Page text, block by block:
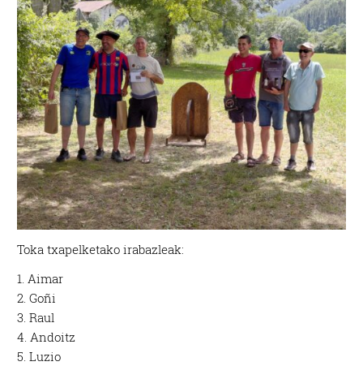
Toka txapelketako irabazleak:
1. Aimar
2. Goñi
3. Raul
4. Andoitz
5. Luzio